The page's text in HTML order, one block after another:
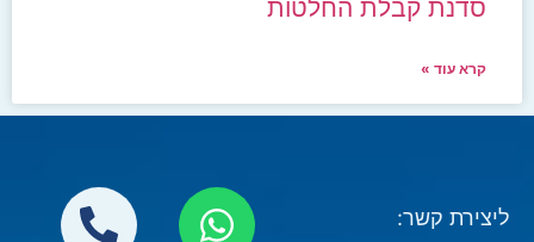
סדנת קבלת החלטות
קרא עוד »
ליצירת קשר: